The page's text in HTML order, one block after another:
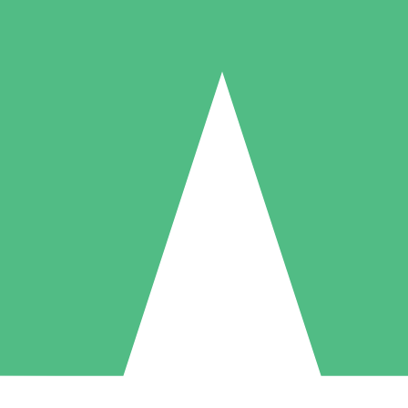
Individuelle Credit-Pakete
nach Bedarf mit Download-Credits. Keine monatliche Verpflichtung